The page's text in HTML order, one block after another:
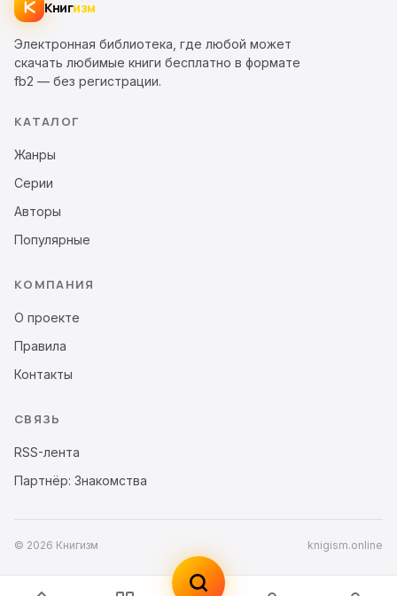
Книгизм
Электронная библиотека, где любой может
скачать любимые книги бесплатно в формате
fb2 — без регистрации.
КАТАЛОГ
Жанры
Серии
Авторы
Популярные
КОМПАНИЯ
О проекте
Правила
Контакты
СВЯЗЬ
RSS-лента
Партнёр: Знакомства
© 2026 Книгизм knigism.online